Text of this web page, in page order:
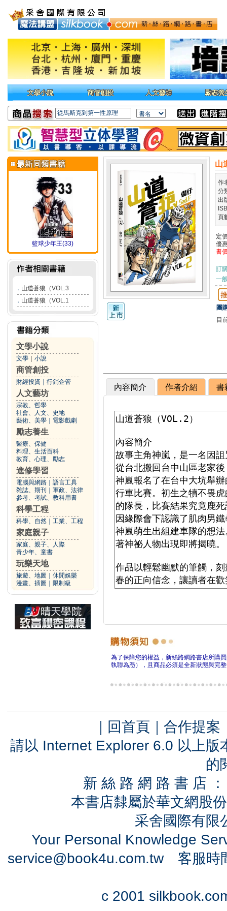
籃球少年王(33)
． 山道蒼狼（VOL.3
． 山道蒼狼（VOL.1
文學小說
文學 小說
商管創投
財經投資 行銷企管
人文藝坊
宗教、哲學
社會、人文、史地
藝術、美學
電影戲劇
勵志養生
醫療、保健
料理、生活百科
教育、心理、勵志
進修學習
電腦與網路
語言工具
雜誌、期刊
軍政、法律
參考、考試、教科用書
科學工程
科學、自然 工業、工程
家庭親子
家庭、親子、人際
青少年、童書
玩樂天地
旅遊、地圖
休閒娛樂
漫畫、插圖
限制級
山
作
分
出
頁
定
優
書
訂
一
團
目
內容簡介 作者介紹 書
為了保障您的權益，新絲路網路書店所購
執聯為憑），且商品必須是全新狀態與完
｜ 回首頁 ｜ 合作提案
請以 Internet Explorer 6.0 以上
的
新 絲 路 網 路 書 店
本書店隸屬於華文網股
采舍國際有
Your Personal Knowledge
service@book4u.com.tw客服時
c 2001